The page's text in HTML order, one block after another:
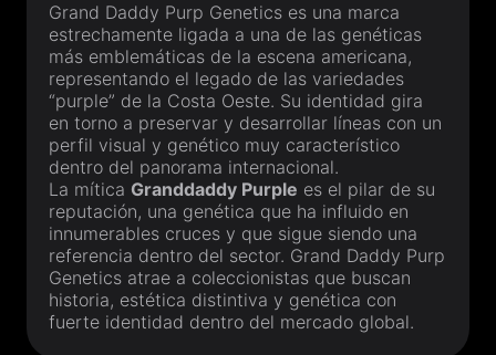
Grand Daddy Purp Genetics es una marca
estrechamente ligada a una de las genéticas
más emblemáticas de la escena americana,
representando el legado de las variedades
“purple” de la Costa Oeste. Su identidad gira
en torno a preservar y desarrollar líneas con un
perfil visual y genético muy característico
dentro del panorama internacional.
La mítica Granddaddy Purple es el pilar de su
reputación, una genética que ha influido en
innumerables cruces y que sigue siendo una
referencia dentro del sector. Grand Daddy Purp
Genetics atrae a coleccionistas que buscan
historia, estética distintiva y genética con
fuerte identidad dentro del mercado global.